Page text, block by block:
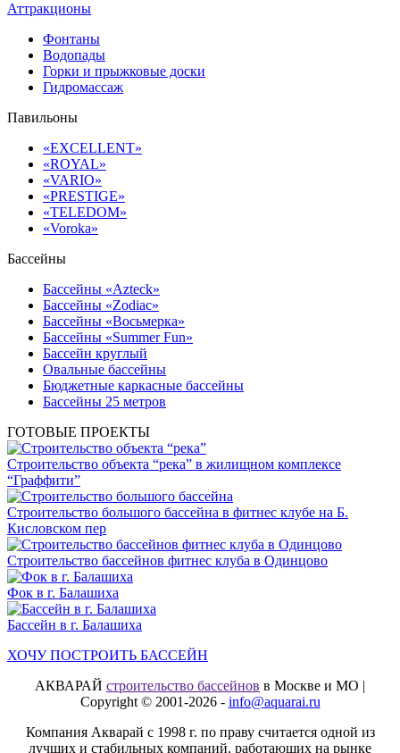
Аттракционы
Фонтаны
Водопады
Горки и прыжковые доски
Гидромассаж
Павильоны
«EXCELLENT»
«ROYAL»
«VARIO»
«PRESTIGE»
«TELEDOM»
«Voroka»
Бассейны
Бассейны «Azteck»
Бассейны «Zodiac»
Бассейны «Восьмерка»
Бассейны «Summer Fun»
Бассейн круглый
Овальные бассейны
Бюджетные каркасные бассейны
Бассейны 25 метров
ГОТОВЫЕ ПРОЕКТЫ
Строительство объекта “река” в жилищном комплексе
“Граффити”
Строительство большого бассейна в фитнес клубе на Б.
Кисловском пер
Строительство бассейнов фитнес клуба в Одинцово
Фок в г. Балашиха
Бассейн в г. Балашиха
ХОЧУ ПОСТРОИТЬ БАССЕЙН
АКВАРАЙ строительство бассейнов в Москве и МО |
Copyright © 2001-2026 - info@aquarai.ru
Компания Акварай с 1998 г. по праву считается одной из
лучших и стабильных компаний, работающих на рынке